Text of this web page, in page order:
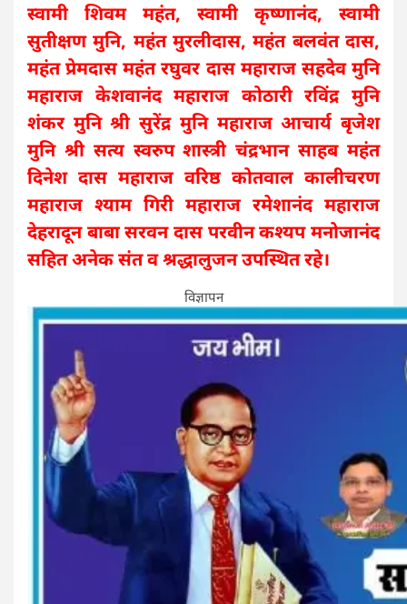
स्वामी शिवम महंत, स्वामी कृष्णानंद, स्वामी
सुतीक्षण मुनि, महंत मुरलीदास, महंत बलवंत दास,
महंत प्रेमदास महंत रघुवर दास महाराज सहदेव मुनि
महाराज केशवानंद महाराज कोठारी रविंद्र मुनि
शंकर मुनि श्री सुरेंद्र मुनि महाराज आचार्य बृजेश
मुनि श्री सत्य स्वरुप शास्त्री चंद्रभान साहब महंत
दिनेश दास महाराज वरिष्ठ कोतवाल कालीचरण
महाराज श्याम गिरी महाराज रमेशानंद महाराज
देहरादून बाबा सरवन दास परवीन कश्यप मनोजानंद
सहित अनेक संत व श्रद्धालुजन उपस्थित रहे।
विज्ञापन